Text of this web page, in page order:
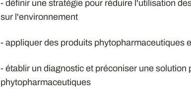
- définir une stratégie pour réduire l'utilisation
sur l'environnement
- appliquer des produits phytopharmaceutiques
- établir un diagnostic et préconiser une
phytopharmaceutiques